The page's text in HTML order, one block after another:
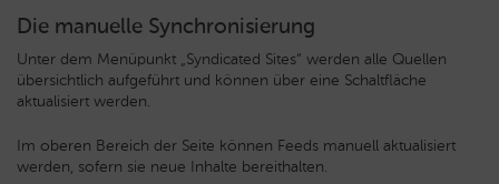
Die manuelle Synchronisierung
Unter dem Menüpunkt „Syndicated Sites“ werden alle Quellen
übersichtlich aufgeführt und können über eine Schaltfläche
aktualisiert werden.
Im oberen Bereich der Seite können Feeds manuell aktualisiert
werden, sofern sie neue Inhalte bereithalten.